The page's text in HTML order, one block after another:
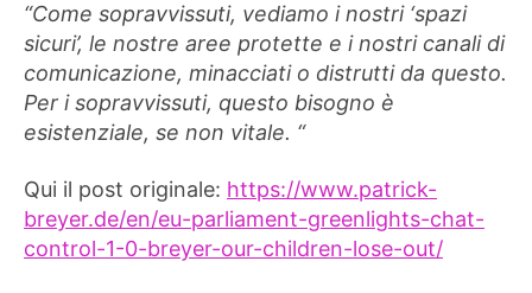
“Come sopravvissuti, vediamo i nostri ‘spazi
sicuri’, le nostre aree protette e i nostri canali di
comunicazione, minacciati o distrutti da questo.
Per i sopravvissuti, questo bisogno è
esistenziale, se non vitale. “
Qui il post originale: https://www.patrick-
breyer.de/en/eu-parliament-greenlights-chat-
control-1-0-breyer-our-children-lose-out/